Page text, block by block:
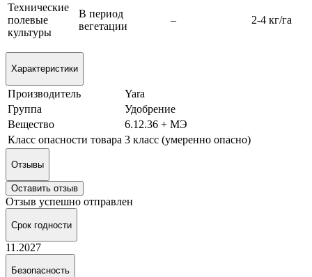
Технические
полевые
культуры
В период
вегетации
– 2-4 кг/га
Характеристики
Производитель
Yara
Группа
Удобрение
Вещество
6.12.36 + МЭ
Класс опасности товара 3 класс (умеренно опасно)
Отзывы
Оставить отзыв
Отзыв успешно отправлен
Срок годности
11.2027
Безопасность